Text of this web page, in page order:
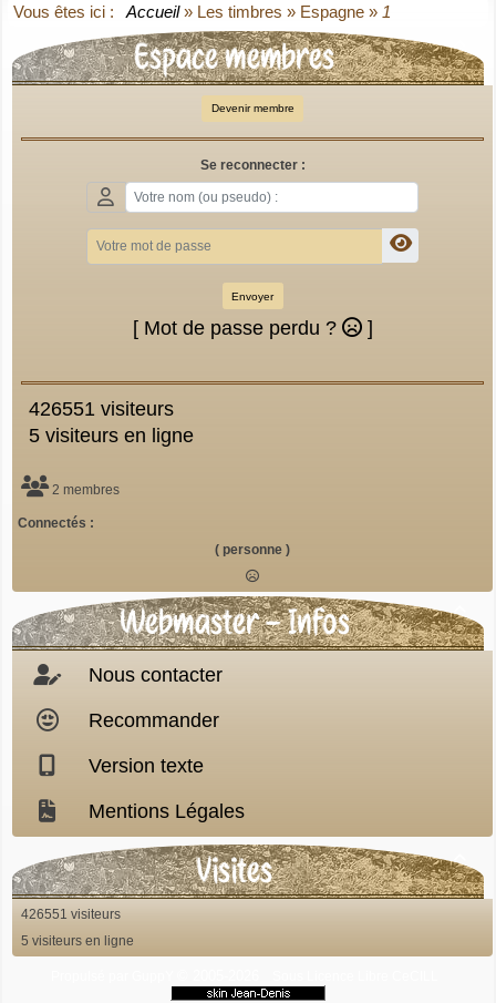
Vous êtes ici : Accueil» Les timbres » Espagne » 1
Espace membres
Devenir membre
Se reconnecter :
Envoyer
[ Mot de passe perdu ? ]
426551 visiteurs
5 visiteurs en ligne
2 membres
Connectés :
( personne )
Webmaster - Infos
Nous contacter
Recommander
Version texte
Mentions Légales
Visites
426551 visiteurs
5 visiteurs en ligne